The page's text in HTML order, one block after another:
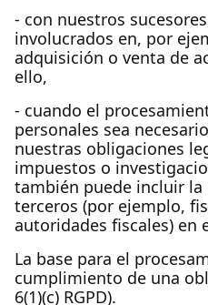
- con nuestros
involucrados en, por
adquisición o venta de
ello,
- cuando el
personales sea
nuestras obligaciones
impuestos o
también puede incluir
terceros (por ejemplo,
autoridades fiscales) en
La base para el
cumplimiento de una
6(1)(c) RGPD).